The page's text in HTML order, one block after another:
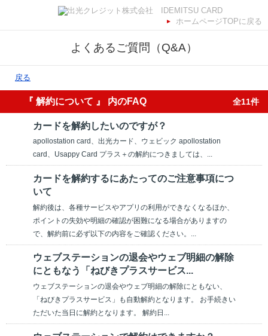
ホームページTOPに戻る
よくあるご質問（Q&A）
戻る
『 解約について 』 内のFAQ 全11件
カードを解約したいのですが？
apollostation card、出光カード、ウェビック apollostation
card、Usappy Card プラス＋の解約につきましては、...
カードを解約するにあたってのご注意事項につ
いて
解約後は、各種サービスやアプリの利用ができなくなるほか、
ポイントの失効や明細の確認が困難になる場合がありますの
で、解約前に必ず以下の内容をご確認ください。...
ウェブステーションの退会やウェブ明細の解除
にともなう「ねびきプラスサービス...
ウェブステーションの退会やウェブ明細の解除にともない、
「ねびきプラスサービス」も自動解約となります。 お手続きい
ただいた当日に解約となります。 解約日...